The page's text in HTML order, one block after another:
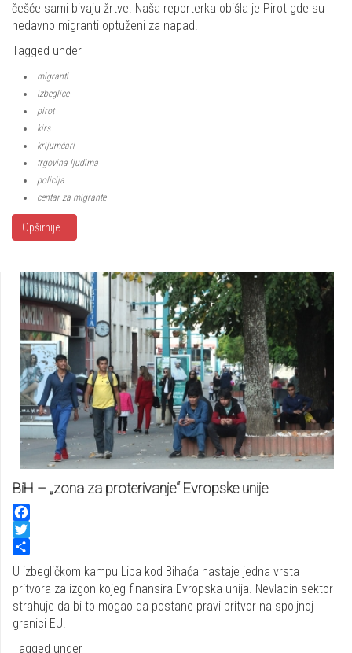
češće sami bivaju žrtve. Naša reporterka obišla je Pirot gde su
nedavno migranti optuženi za napad.
Tagged under
migranti
izbeglice
pirot
kirs
krijumčari
trgovina ljudima
policija
centar za migrante
Opširnije...
BiH – „zona za proterivanje“ Evropske unije
Facebook
Twitter
Share
U izbegličkom kampu Lipa kod Bihaća nastaje jedna vrsta
pritvora za izgon kojeg finansira Evropska unija. Nevladin sektor
strahuje da bi to mogao da postane pravi pritvor na spoljnoj
granici EU.
Tagged under